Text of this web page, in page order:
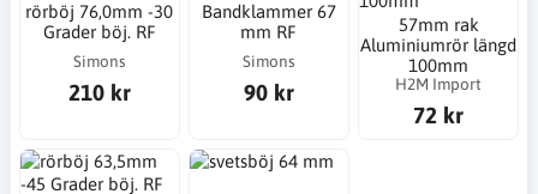
rörböj 76,0mm -30
Grader böj. RF
Simons
210 kr
Bandklammer 67
mm RF
Simons
90 kr
57mm rak
Aluminiumrör längd
100mm
H2M Import
72 kr